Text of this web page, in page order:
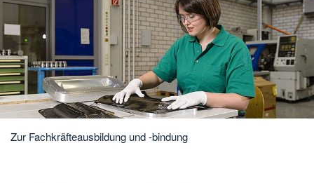
Zur Fachkräfteausbildung und -bindung